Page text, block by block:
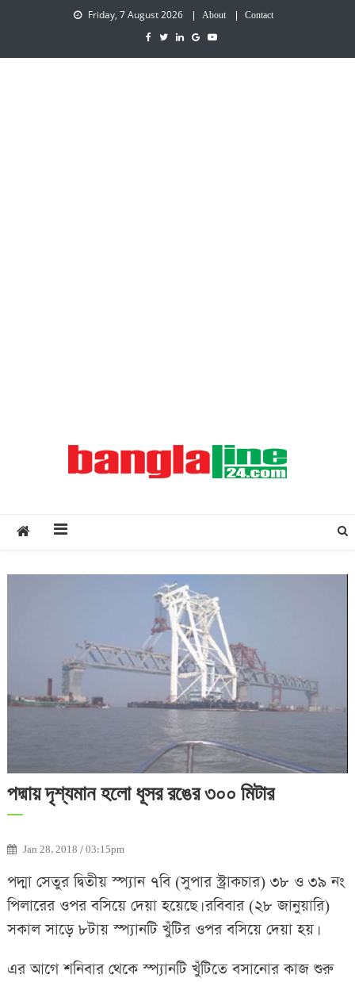
Friday, 7 August 2026 About Contact
পদ্মায় দৃশ্যমান হলো ধূসর রঙের ৩০০ মিটার
Jan 28, 2018 / 03:15pm
পদ্মা সেতুর দ্বিতীয় স্প্যান ৭বি (সুপার স্ট্রাকচার) ৩৮ ও ৩৯ নং
পিলারের ওপর বসিয়ে দেয়া হয়েছে। রবিবার (২৮ জানুয়ারি)
সকাল সাড়ে ৮টায় স্প্যানটি খুঁটির ওপর বসিয়ে দেয়া হয়।
এর আগে শনিবার থেকে স্প্যানটি খুঁটিতে বসানোর কাজ শুরু